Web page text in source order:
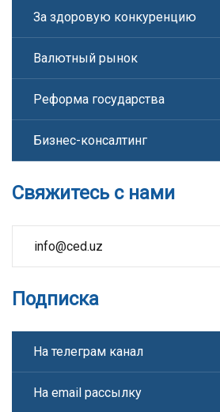
За здоровую конкуренцию
Валютный рынок
Реформа государства
Бизнес-консалтинг
Свяжитесь с нами
info@ced.uz
Подписка
На телеграм канал
На email рассылку